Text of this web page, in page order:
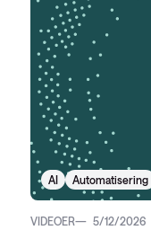
AI Automatisering
VIDEOER 5/12/2026